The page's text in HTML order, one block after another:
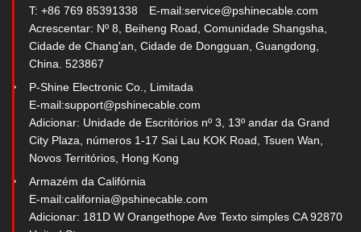
T: +86 769 85391338
E-mail:service@pshinecable.com
Acrescentar: Nº 8, Beiheng Road, Comunidade Shangsha,
Cidade de Chang'an, Cidade de Dongguan, Guangdong,
China. 523867
P-Shine Electronic Co., Limitada
E-mail:support@pshinecable.com
Adicionar: Unidade de Escritórios nº 3, 13º andar da Grand
City Plaza, números 1-17 Sai Lau KOK Road, Tsuen Wan,
Novos Territórios, Hong Kong
Armazém da Califórnia
E-mail:california@pshinecable.com
Adicionar: 181D W Orangethope Ave Texto simples CA 92870